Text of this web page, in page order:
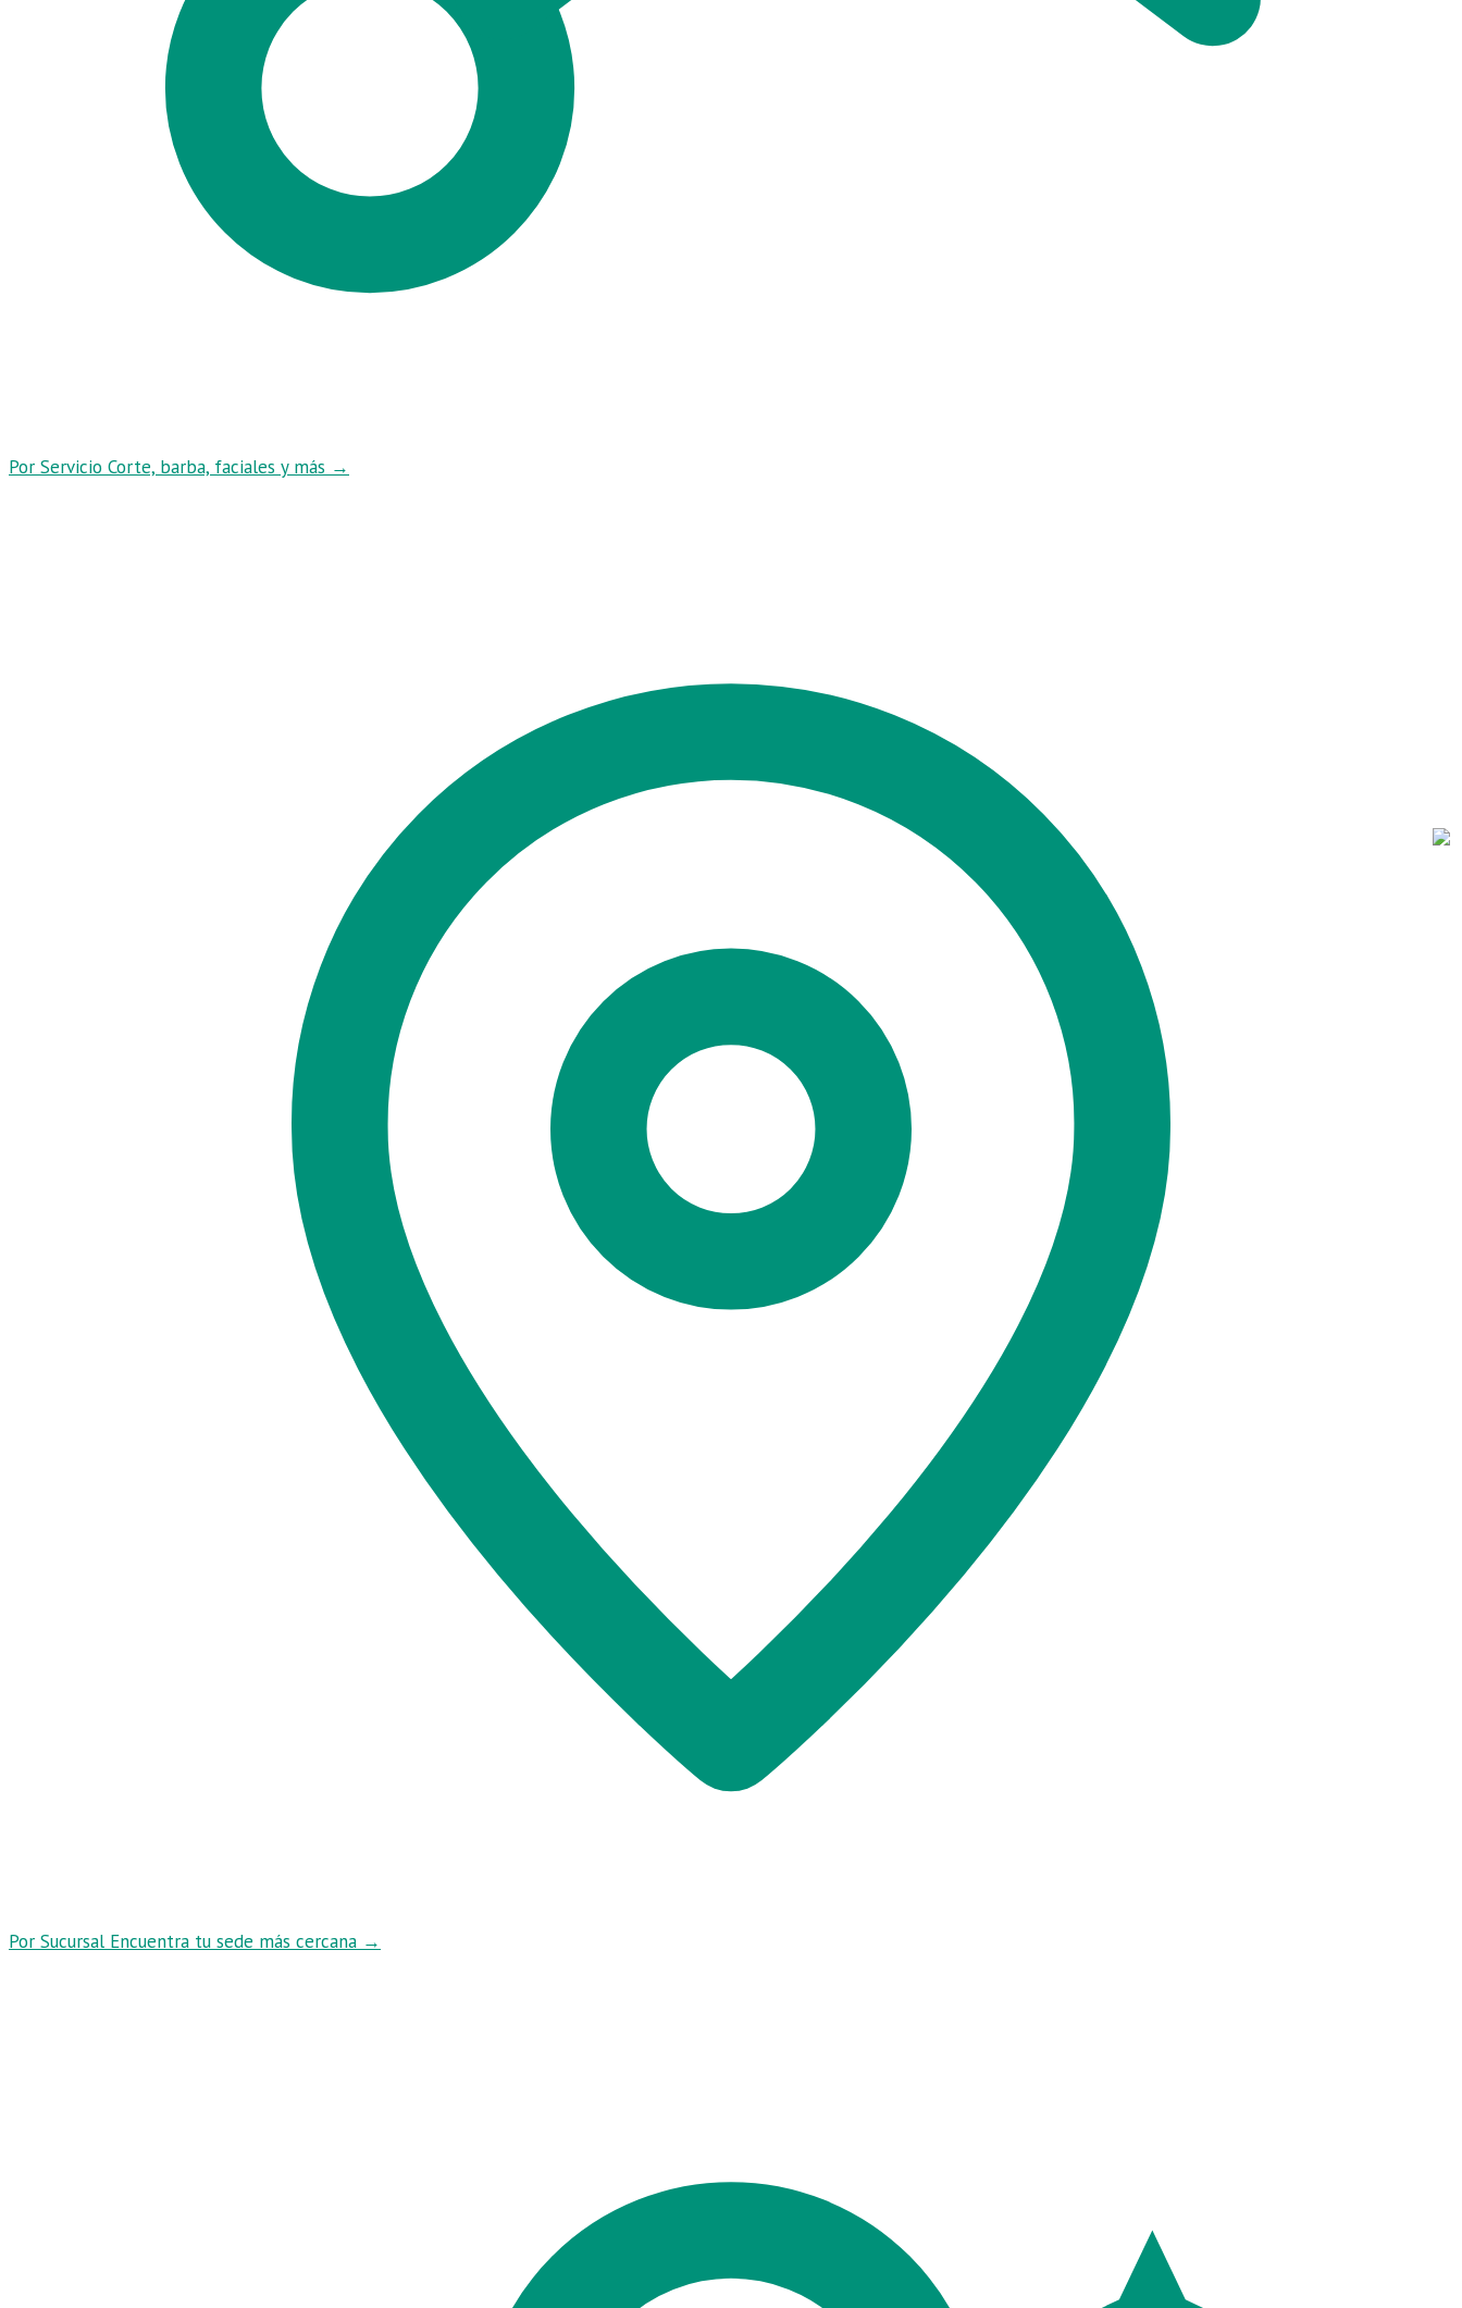
Por Servicio Corte, barba, faciales y más →
Por Sucursal Encuentra tu sede más cercana →